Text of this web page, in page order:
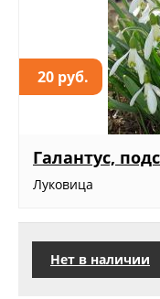
20 руб.
Галантус,
Луковица
Нет в наличии